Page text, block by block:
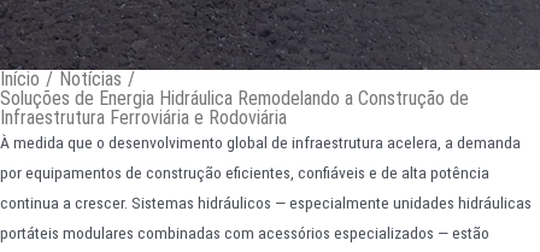
Início / Notícias /
Soluções de Energia Hidráulica Remodelando a Construção de
Infraestrutura Ferroviária e Rodoviária
À medida que o desenvolvimento global de infraestrutura acelera, a demanda
por equipamentos de construção eficientes, confiáveis e de alta potência
continua a crescer. Sistemas hidráulicos — especialmente unidades hidráulicas
portáteis modulares combinadas com acessórios especializados — estão